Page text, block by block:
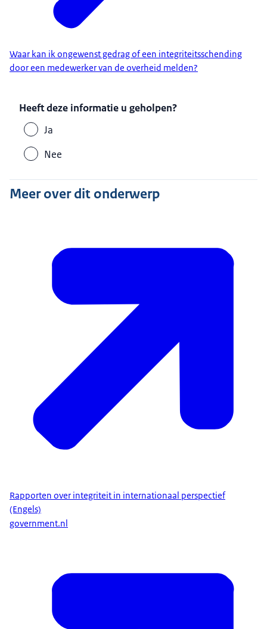
Waar kan ik ongewenst gedrag of een integriteitsschending
door een medewerker van de overheid melden?
Heeft deze informatie u geholpen?
Ja
Nee
Meer over dit onderwerp
Rapporten over integriteit in internationaal perspectief
(Engels)
government.nl